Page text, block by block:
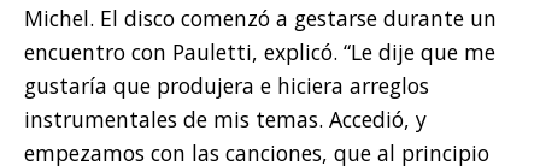
Michel. El disco comenzó a gestarse durante un
encuentro con Pauletti, explicó. “Le dije que me
gustaría que produjera e hiciera arreglos
instrumentales de mis temas. Accedió, y
empezamos con las canciones, que al principio